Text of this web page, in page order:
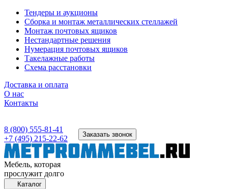
Тендеры и аукционы
Сборка и монтаж металлических стеллажей
Монтаж почтовых ящиков
Нестандартные решения
Нумерация почтовых ящиков
Такелажные работы
Схема расстановки
Доставка и оплата
О нас
Контакты
8 (800) 555-81-41
+7 (495) 215-22-62
Заказать звонок
Мебель, которая
прослужит долго
Каталог